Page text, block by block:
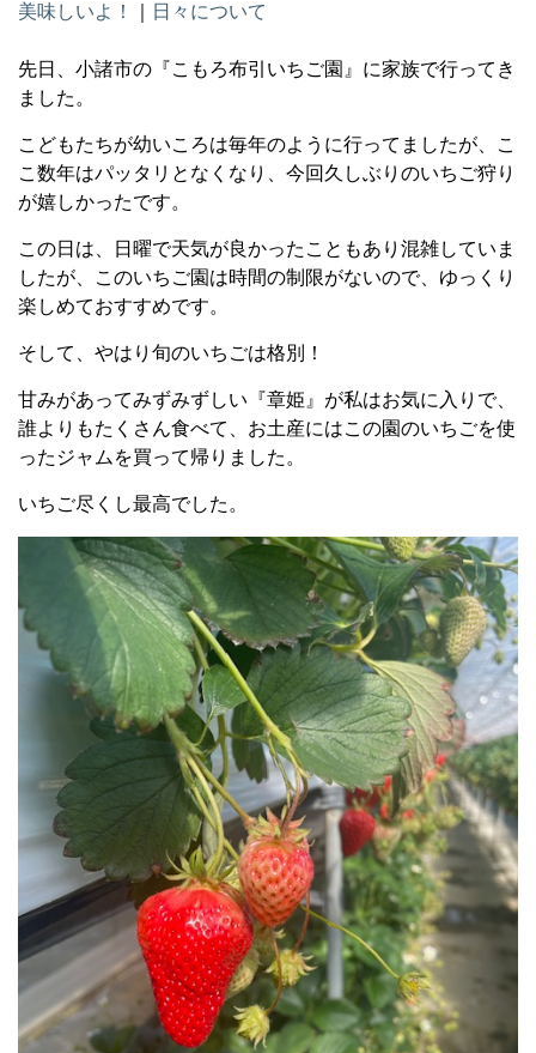
美味しいよ！
日々について
先日、小諸市の『こもろ布引いちご園』に家族で行ってき
ました。
こどもたちが幼いころは毎年のように行ってましたが、こ
こ数年はパッタリとなくなり、今回久しぶりのいちご狩り
が嬉しかったです。
この日は、日曜で天気が良かったこともあり混雑していま
したが、このいちご園は時間の制限がないので、ゆっくり
楽しめておすすめです。
そして、やはり旬のいちごは格別！
甘みがあってみずみずしい『章姫』が私はお気に入りで、
誰よりもたくさん食べて、お土産にはこの園のいちごを使
ったジャムを買って帰りました。
いちご尽くし最高でした。